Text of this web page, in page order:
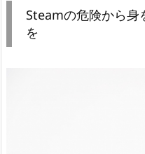
Steamの危険から身
を